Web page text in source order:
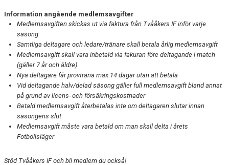
Information angående medlemsavgifter
Medlemsavgiften skickas ut via faktura från Tvååkers IF inför varje
säsong
Samtliga deltagare och ledare/tränare skall betala årlig medlemsavgift
Medlemsavgift skall vara inbetald via fakuran före deltagande i match
(gäller 7 år och äldre)
Nya deltagare får provträna max 14 dagar utan att betala
Vid deltagande halv/delad säsong gäller full medlemsavgift bland annat
på grund av licens- och försäkringskostnader
Betald medlemsavgift återbetalas inte om deltagaren slutar innan
säsongens slut
Medlemsavgift måste vara betald om man skall delta i årets
Fotbollsläger
Stöd Tvååkers IF och bli medlem du också!